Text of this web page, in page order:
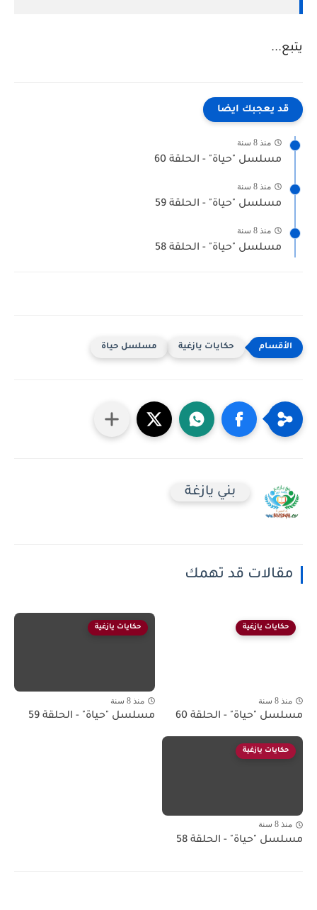
يتبع...
قد يعجبك ايضا
منذ 8 سنة
مسلسل "حياة" - الحلقة 60
منذ 8 سنة
مسلسل "حياة" - الحلقة 59
منذ 8 سنة
مسلسل "حياة" - الحلقة 58
حكايات يازغية مسلسل حياة
بني يازغة
مقالات قد تهمك
حكايات يازغية
منذ 8 سنة
مسلسل "حياة" - الحلقة 60
حكايات يازغية
منذ 8 سنة
مسلسل "حياة" - الحلقة 59
حكايات يازغية
منذ 8 سنة
مسلسل "حياة" - الحلقة 58